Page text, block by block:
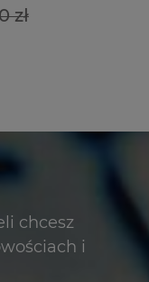
zł
chcesz
i